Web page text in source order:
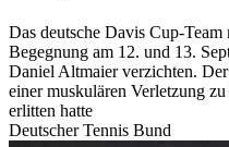
Das deutsche Davis Cup-Team
Begegnung am 12. und 13.
Daniel Altmaier verzichten.
einer muskulären Verletzung
erlitten hatte
Deutscher Tennis Bund